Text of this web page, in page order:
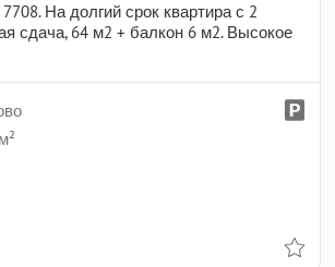
На долгий срок квартира с 2
сдача, 64 м2 + балкон 6 м2. Высокое